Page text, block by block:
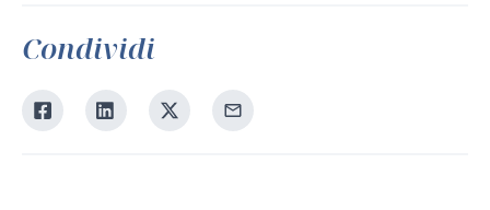
Condividi
Condividi
su
Condividi
su
Condividi
su
Condividi
tramite